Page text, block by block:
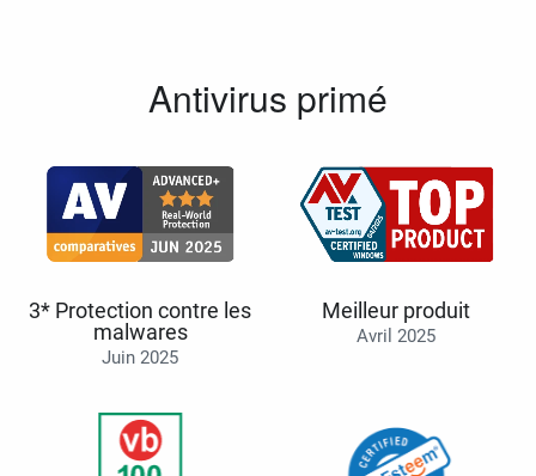
Antivirus primé
3* Protection contre les
malwares
Juin 2025
Meilleur produit
Avril 2025